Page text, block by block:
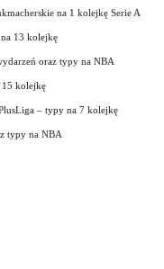
na 1 kolejkę Serie A
13 kolejkę
oraz typy na NBA
kolejkę
– typy na 7 kolejkę
typy na NBA